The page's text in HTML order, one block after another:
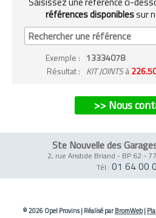
références disponiblessur
Exemple : 13334078
Résultat : KIT JOINTSà
>> Nous
Ste Nouvelle des
2, rue Aristide Briand - BP 62 -
Tél : 01 64 00
© 2026 Opel Provins|Réalisé parBromWeb|